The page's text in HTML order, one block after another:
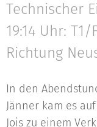
Technischer
19:14 Uhr:
Richtung
In den
Jänner kam es
Jois zu einem